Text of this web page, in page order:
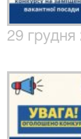
29 грудня